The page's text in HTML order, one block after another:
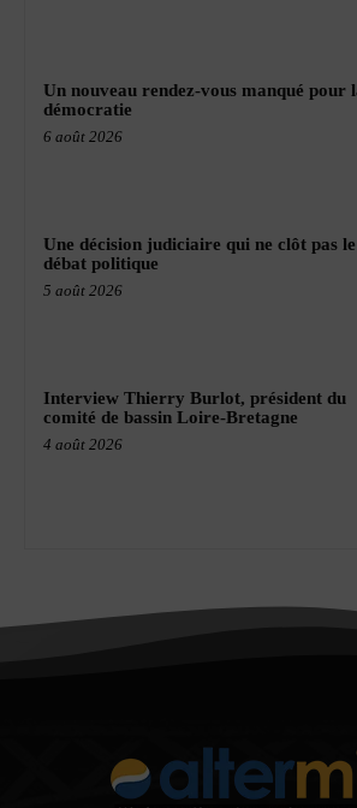
Un nouveau rendez-vous manqué pour
démocratie
6 août 2026
Une décision judiciaire qui ne clôt pas le
débat politique
5 août 2026
Interview Thierry Burlot, président du
comité de bassin Loire-Bretagne
4 août 2026